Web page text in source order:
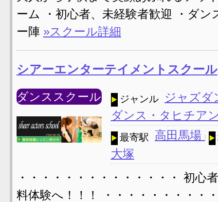
ーム ・初心者、未経験者歓迎 ・ダ
ー陣 »スクール詳細
シアーエンターテイメントスクール
ダンススクール ジャンル
ジャズ
ダンス・タヒチア
最寄駅 高田馬場
大塚
・・・・・・・・・・・・・・ 初
料体験へ！！！ ・・・・・・・・・